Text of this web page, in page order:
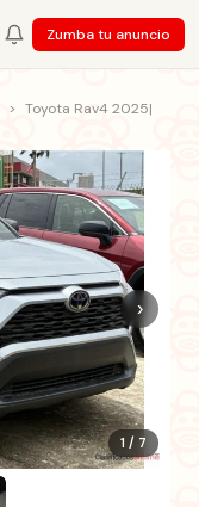
Zumba tu anuncio
> Toyota Rav4 2025|
1 / 7
›